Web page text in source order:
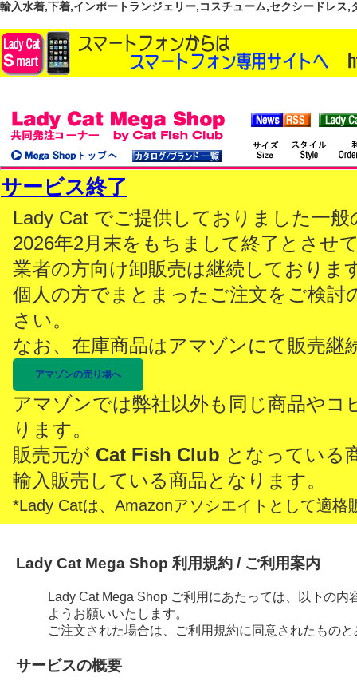
輸入水着,下着,インポートランジェリー,コスチューム,セクシードレス
サービス終了
Lady Cat でご提供しておりました一
2026年2月末をもちまして終了とさせ
業者の方向け卸販売は継続しておりま
個人の方でまとまったご注文をご検討
さい。
なお、在庫商品はアマゾンにて販売継
アマゾンの売り場へ
アマゾンでは弊社以外も同じ商品やコ
ります。
販売元が Cat Fish Club となっている
輸入販売している商品となります。
*Lady Catは、Amazonアソシエイトとして適格
Lady Cat Mega Shop 利用規約 / ご利用案内
Lady Cat Mega Shop ご利用にあたっては、以下の
ようお願いいたします。
ご注文された場合は、ご利用規約に同意されたもの
サービスの概要